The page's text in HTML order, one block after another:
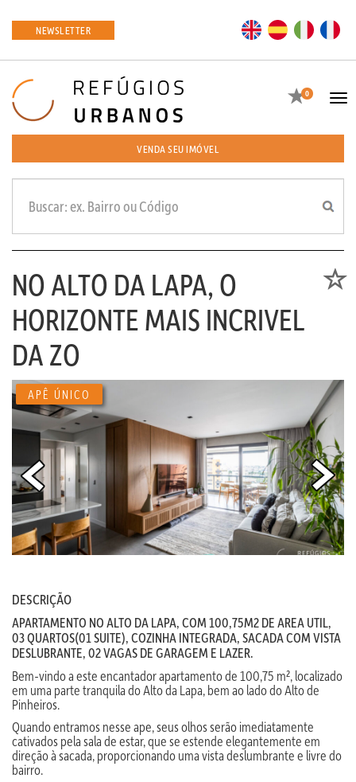
NEWSLETTER EN ES
Favoritos
0
VENDA SEU IMÓVEL
NO ALTO DA LAPA, O
HORIZONTE MAIS INCRIVEL
DA ZO
APÊ ÚNICO
DESCRIÇÃO
APARTAMENTO NO ALTO DA LAPA, COM 100,75M2 DE AREA UTIL,
03 QUARTOS(01 SUITE), COZINHA INTEGRADA, SACADA COM VISTA
DESLUBRANTE, 02 VAGAS DE GARAGEM E LAZER.
Bem-vindo a este encantador apartamento de 100,75 m², localizado
em uma parte tranquila do Alto da Lapa, bem ao lado do Alto de
Pinheiros.
Quando entramos nesse ape, seus olhos serão imediatamente
cativados pela sala de estar, que se estende elegantemente em
direção à sacada, proporcionando uma vista deslumbrante e livre do
bairro.